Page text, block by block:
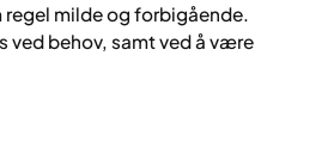
milde og forbigående.
ved behov, samt ved å være